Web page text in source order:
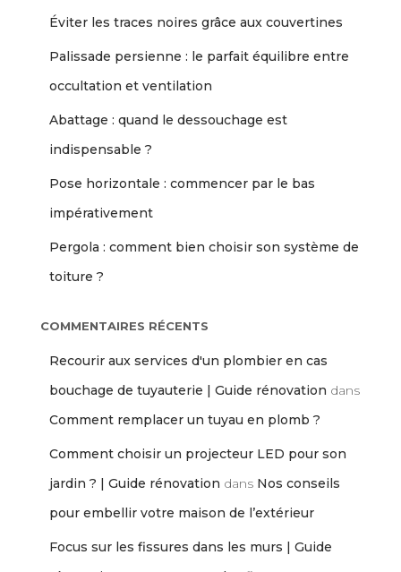
Éviter les traces noires grâce aux couvertines
Palissade persienne : le parfait équilibre entre
occultation et ventilation
Abattage : quand le dessouchage est
indispensable ?
Pose horizontale : commencer par le bas
impérativement
Pergola : comment bien choisir son système de
toiture ?
COMMENTAIRES RÉCENTS
Recourir aux services d'un plombier en cas
bouchage de tuyauterie | Guide rénovation dans
Comment remplacer un tuyau en plomb ?
Comment choisir un projecteur LED pour son
jardin ? | Guide rénovation dans Nos conseils
pour embellir votre maison de l’extérieur
Focus sur les fissures dans les murs | Guide